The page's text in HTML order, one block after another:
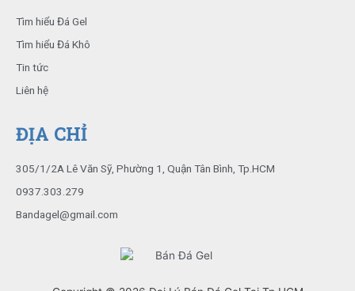
Tìm hiểu Đá Gel
Tìm hiểu Đá Khô
Tin tức
Liên hệ
ĐỊA CHỈ
305/1/2A Lê Văn Sỹ, Phường 1, Quận Tân Bình, Tp.HCM
0937.303.279
Bandagel@gmail.com